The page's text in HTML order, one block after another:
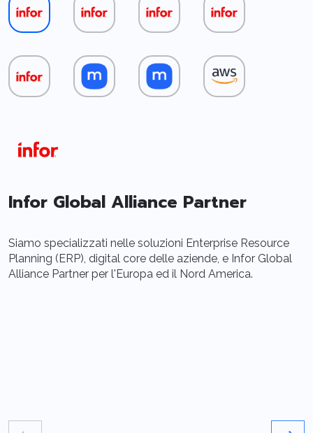
Infor Global Alliance Partner
Siamo specializzati nelle soluzioni Enterprise Resource
Planning (ERP), digital core delle aziende, e Infor Global
Alliance Partner per l'Europa ed il Nord America.